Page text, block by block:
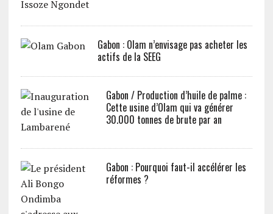
Gabon : Olam n’envisage pas acheter les
actifs de la SEEG
Gabon / Production d’huile de palme :
Cette usine d’Olam qui va générer
30.000 tonnes de brute par an
Gabon : Pourquoi faut-il accélérer les
réformes ?